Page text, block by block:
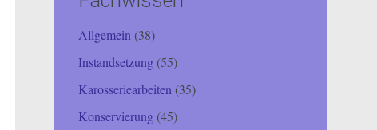
Allgemein (38)
Instandsetzung(55)
Karosseriearbeiten (35)
Konservierung(45)